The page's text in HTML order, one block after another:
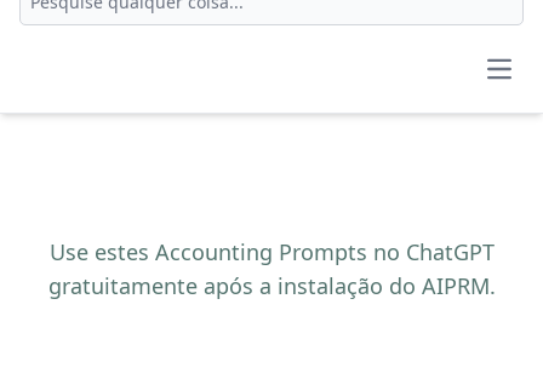
Use estes Accounting Prompts no ChatGPT
gratuitamente após a instalação do AIPRM.